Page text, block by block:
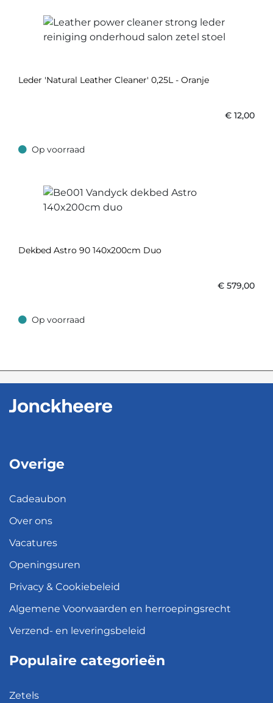
Leder 'Natural Leather Cleaner' 0,25L - Oranje
€ 12,00
Op voorraad
Op voorraad
Dekbed Astro 90 140x200cm Duo
€ 579,00
Op voorraad
Op voorraad
Overige
Cadeaubon
Over ons
Vacatures
Openingsuren
Privacy & Cookiebeleid
Algemene Voorwaarden en herroepingsrecht
Verzend- en leveringsbeleid
Populaire categorieën
Zetels